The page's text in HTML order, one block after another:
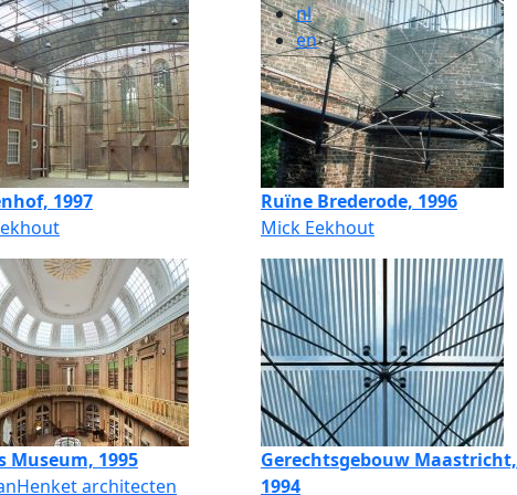
nl
en
1997
Ruïne Brederode, 1996
Mick Eekhout
Museum, 1995
architecten
Gerechtsgebouw Maastricht,
1994